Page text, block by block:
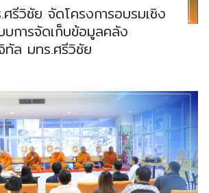
รีวิชัย จัดโครงการอบรมเชิง
บการจัดเก็บข้อมูลคลัง
ทัล มทร.ศรีวิชัย